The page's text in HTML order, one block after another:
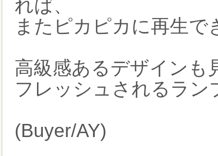
れば、
またピカピカに再生で
高級感あるデザインも
フレッシュされるラ
(Buyer/AY)